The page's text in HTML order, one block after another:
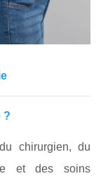
?
chirurgien, du
et des soins